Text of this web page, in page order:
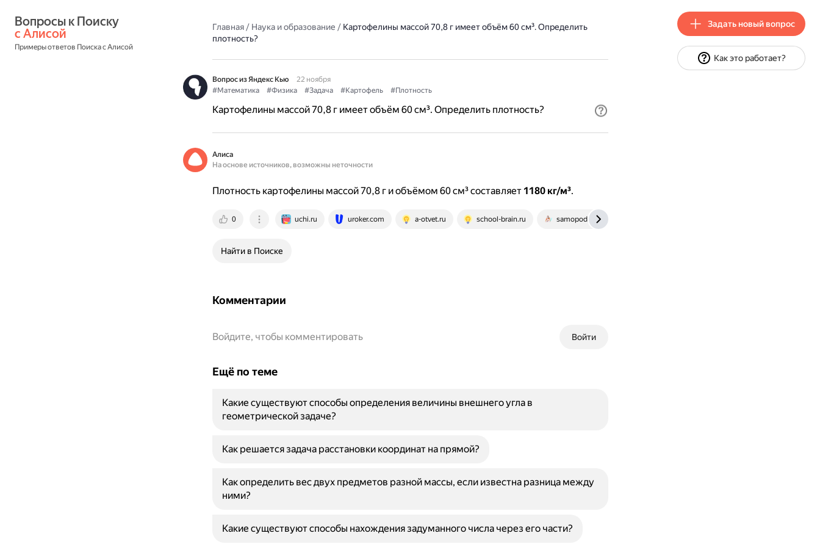
с Алисой
Примеры ответов Поиска с Алисой
Главная/ Наука и образование / Картофелины массой 70,8 г имеет объём 60 см³. Определить
плотность?
Вопрос из Яндекс Кью
22 ноября
#Математика
#Физика #Задача #Картофель #Плотность
Картофелины массой 70,8 г имеет объём 60 см³. Определить плотность?
Алиса
На основе источников, возможны неточности
Плотность картофелины массой 70,8 г и объёмом 60 см³ составляет 1180 кг/м³.
0 uchi.ru uroker.com a-otvet.ru school-brain.ru samopodgotovka.com
Найти в Поиске
Комментарии
Войти
Войдите, чтобы комментировать
Ещё по теме
Какие существуют способы определения величины внешнего угла в
геометрической задаче?
Как решается задача расстановки координат на прямой?
Как определить вес двух предметов разной массы, если известна разница между
ними?
Какие существуют способы нахождения задуманного числа через его части?
Задать новый вопрос
Как это работает?